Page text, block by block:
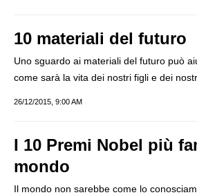
10 materiali del futuro
Uno sguardo ai materiali del futuro può
come sarà la vita dei nostri figli e dei
26/12/2015, 9:00 AM
I 10 Premi Nobel più
mondo
Il mondo non sarebbe come lo